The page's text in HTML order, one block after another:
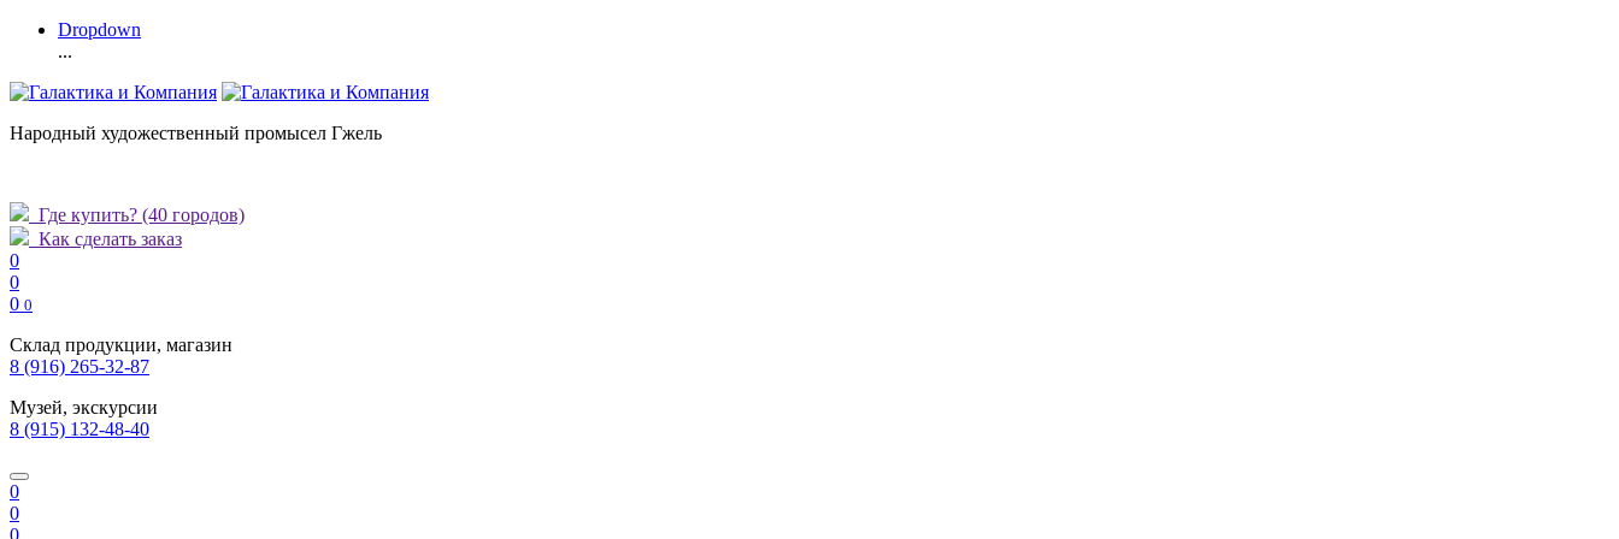
Dropdown
...
Народный художественный промысел Гжель
Где купить? (40 городов)
Как сделать заказ
0
0
0 0
Склад продукции, магазин
8 (916) 265-32-87
Музей, экскурсии
8 (915) 132-48-40
0
0
0